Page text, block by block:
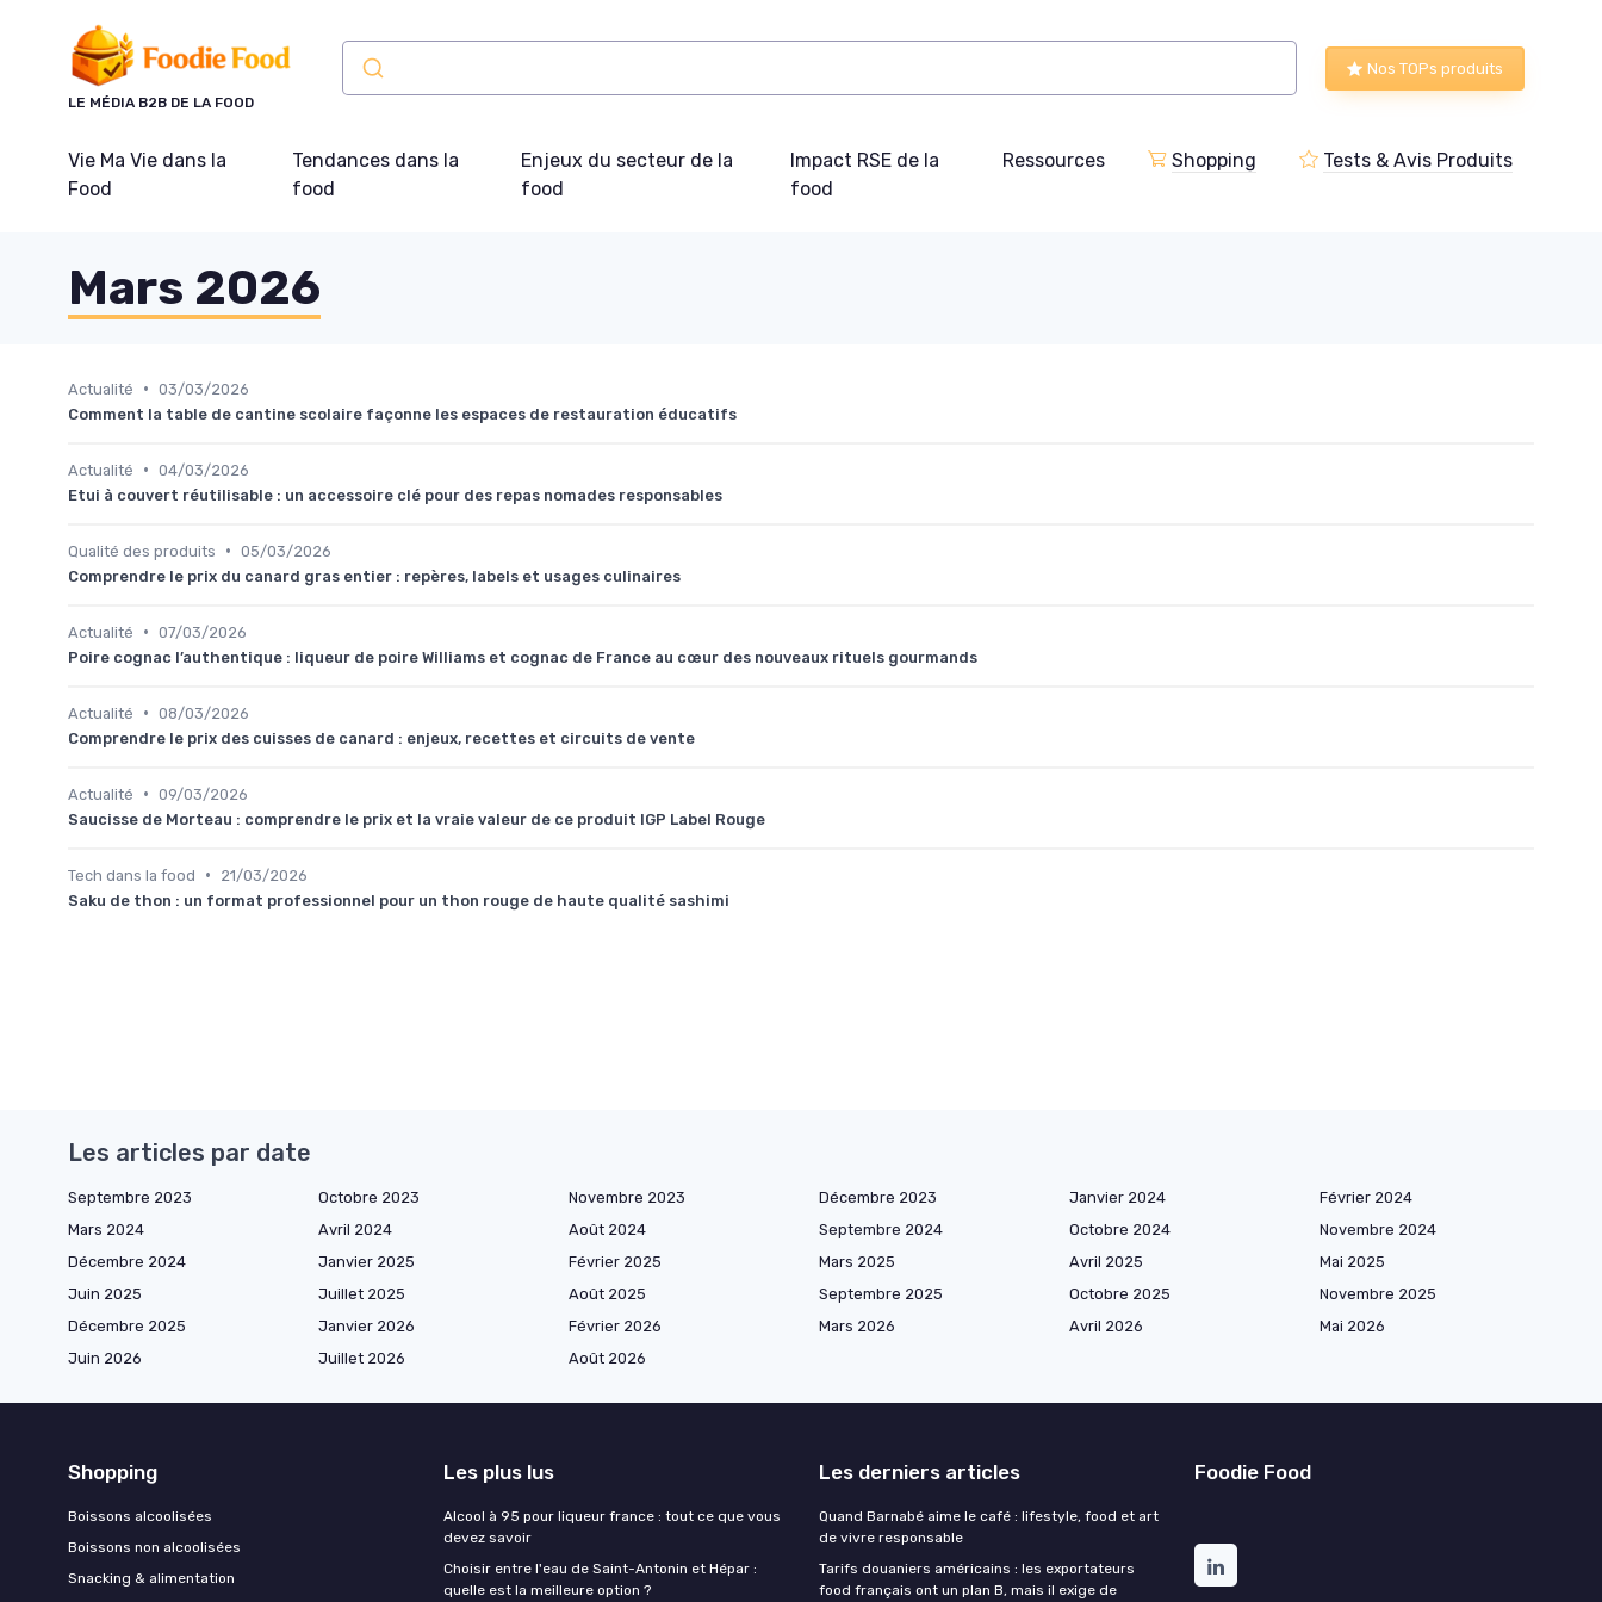
LE MÉDIA B2B DE LA FOOD
Nos TOPs produits
Vie Ma Vie dans la
Food
Tendances dans la
food
Enjeux du secteur de la
food
Impact RSE de la
food
Ressources Shopping Tests & Avis Produits
Mars 2026
Actualité • 03/03/2026
Comment la table de cantine scolaire façonne les espaces de restauration éducatifs
Actualité • 04/03/2026
Etui à couvert réutilisable : un accessoire clé pour des repas nomades responsables
Qualité des produits • 05/03/2026
Comprendre le prix du canard gras entier : repères, labels et usages culinaires
Actualité • 07/03/2026
Poire cognac l’authentique : liqueur de poire Williams et cognac de France au cœur des nouveaux rituels gourmands
Actualité • 08/03/2026
Comprendre le prix des cuisses de canard : enjeux, recettes et circuits de vente
Actualité • 09/03/2026
Saucisse de Morteau : comprendre le prix et la vraie valeur de ce produit IGP Label Rouge
Tech dans la food •
21/03/2026
Saku de thon : un format professionnel pour un thon rouge de haute qualité sashimi
Les articles par date
Septembre 2023 Octobre 2023 Novembre 2023 Décembre 2023 Janvier 2024
Février 2024
Mars 2024
Avril 2024 Août 2024 Septembre 2024 Octobre 2024
Novembre 2024
Décembre 2024
Janvier 2025 Février 2025 Mars 2025 Avril 2025
Mai 2025
Juin 2025
Juillet 2025 Août 2025 Septembre 2025 Octobre 2025
Novembre 2025
Décembre 2025
Janvier 2026 Février 2026 Mars 2026 Avril 2026
Mai 2026
Juin 2026
Juillet 2026 Août 2026
Shopping
Boissons alcoolisées
Boissons non alcoolisées
Snacking & alimentation
Les plus lus
Alcool à 95 pour liqueur france : tout ce que vous
devez savoir
Choisir entre l'eau de Saint-Antonin et Hépar :
quelle est la meilleure option ?
Les derniers articles
Quand Barnabé aime le café : lifestyle, food et art
de vivre responsable
Tarifs douaniers américains : les exportateurs
food français ont un plan B, mais il exige de
Foodie Food